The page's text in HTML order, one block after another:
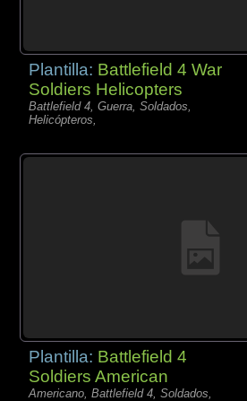
Plantilla: Battlefield 4 War
Soldiers Helicopters
Battlefield 4, Guerra, Soldados,
Helicópteros,
Plantilla: Battlefield 4
Soldiers American
Americano, Battlefield 4, Soldados,